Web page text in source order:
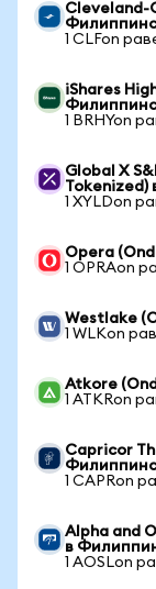
Cleveland-
1 CLFon
iShares
1 BRHYon
Global X
Tokenized)
1 XYLDon
Opera
1 OPRAon
Westlake
1 WLKon
Atkore
1 ATKRon
Capricor
1 CAPRon
Alpha and
в
1 AOSLon